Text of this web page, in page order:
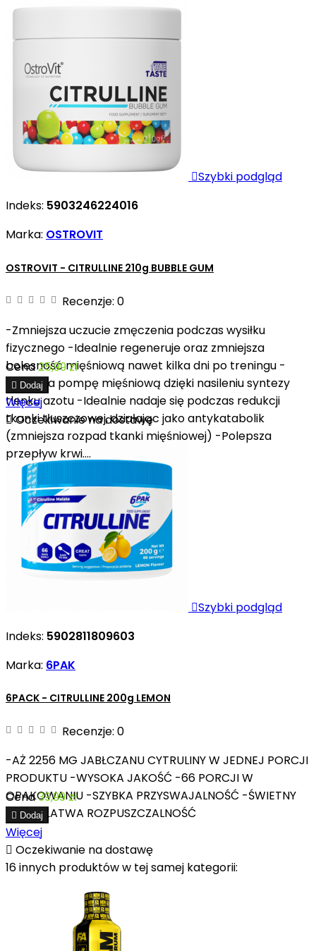
Szybki podgląd
Indeks: 5903246224016
Marka: OSTROVIT
OSTROVIT - CITRULLINE 210g BUBBLE GUM
Recenzje: 0
-Zmniejsza uczucie zmęczenia podczas wysiłku
fizycznego -Idealnie regeneruje oraz zmniejsza
bolesność mięśniową nawet kilka dni po treningu -
Zwiększa pompę mięśniową dzięki nasileniu syntezy
tlenku azotu -Idealnie nadaje się podczas redukcji
tkanki tłuszczowej, działając jako antykatabolik
(zmniejsza rozpad tkanki mięśniowej) -Polepsza
przepływ krwi....
Cena25,99 zł
 Dodaj
Więcej
Oczekiwanie na dostawę
Szybki podgląd
Indeks: 5902811809603
Marka: 6PAK
6PACK - CITRULLINE 200g LEMON
Recenzje: 0
-AŻ 2256 MG JABŁCZANU CYTRULINY W JEDNEJ PORCJI
PRODUKTU -WYSOKA JAKOŚĆ -66 PORCJI W
OPAKOWANIU -SZYBKA PRZYSWAJALNOŚĆ -ŚWIETNY
SMAK I ŁATWA ROZPUSZCZALNOŚĆ
Cena39,99 zł
 Dodaj
Więcej
 Oczekiwanie na dostawę
16 innych produktów w tej samej kategorii: